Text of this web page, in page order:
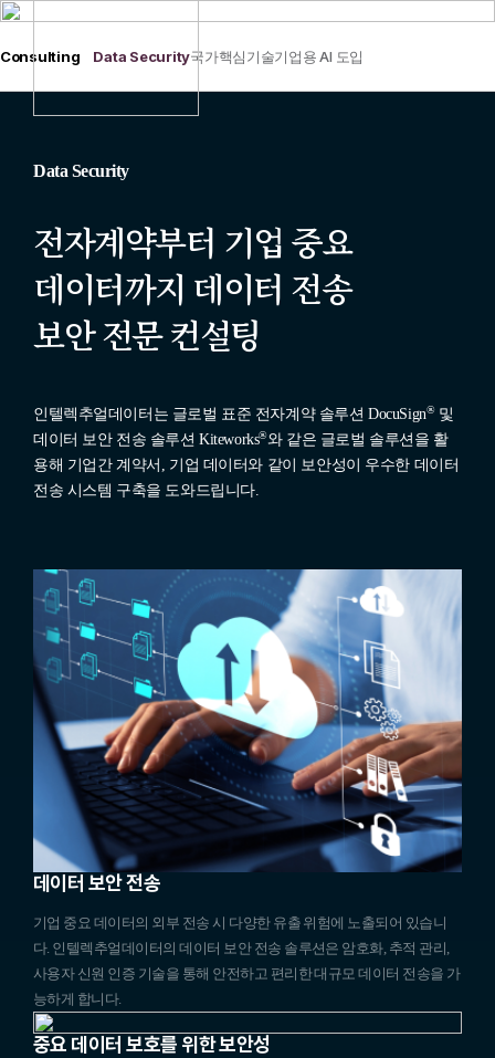
Consulting Data Security국가핵심기술기업용 AI 도입
Data Security
전자계약부터 기업 중요
데이터까지 데이터 전송
보안 전문 컨설팅
인텔렉추얼데이터는 글로벌 표준 전자계약 솔루션DocuSign®및
데이터 보안 전송 솔루션Kiteworks®와 같은 글로벌 솔루션을 활
용해 기업간 계약서, 기업 데이터와 같이 보안성이 우수한 데이터
전송 시스템 구축을 도와드립니다.
데이터 보안 전송
기업 중요 데이터의 외부 전송 시 다양한 유출 위험에 노출되어 있습니
다. 인텔렉추얼데이터의 데이터 보안 전송 솔루션은 암호화, 추적 관리,
사용자 신원 인증 기술을 통해 안전하고 편리한 대규모 데이터 전송을 가
능하게 합니다.
중요 데이터 보호를 위한 보안성